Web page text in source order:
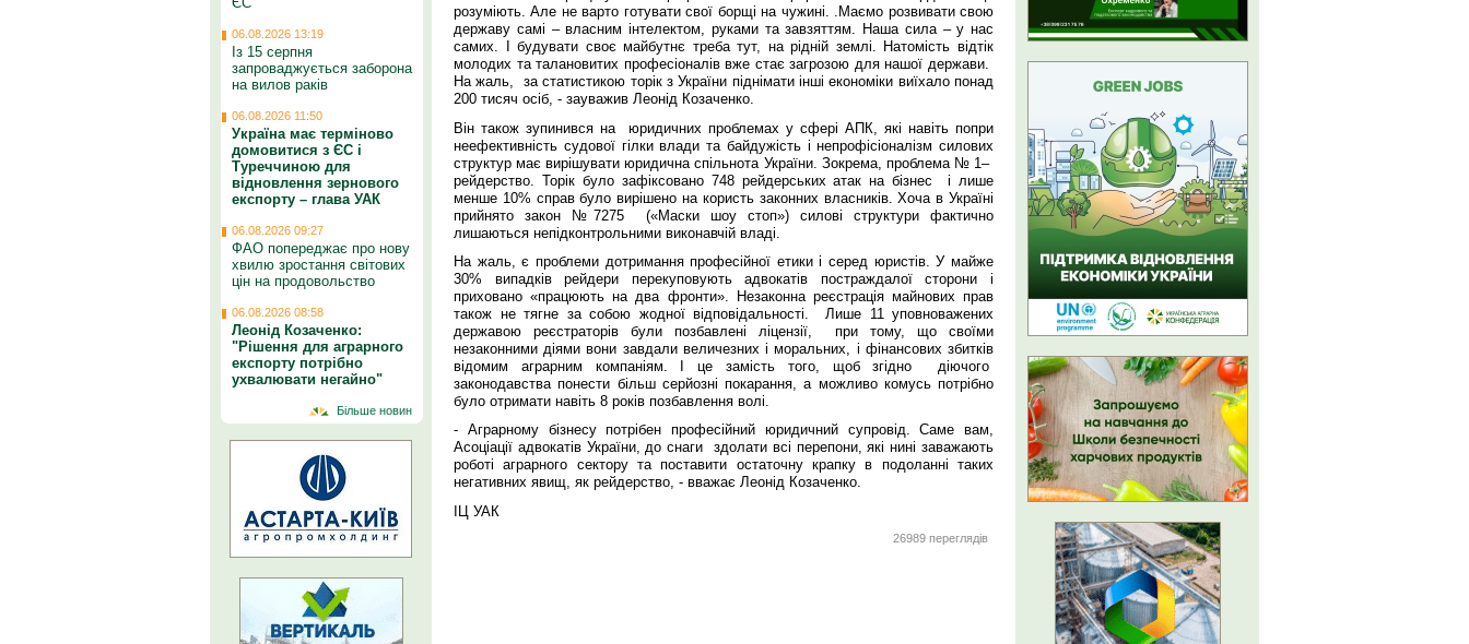
розуміють. Але не варто готувати свої борщі на чужині. .Маємо розвивати свою
державу самі – власним інтелектом, руками та завзяттям. Наша сила – у нас
самих. І будувати своє майбутнє треба тут, на рідній землі. Натомість відтік
молодих та талановитих професіоналів вже стає загрозою для нашої держави.
На жаль, за статистикою торік з України піднімати інші економіки виїхало понад
200 тисяч осіб, - зауважив Леонід Козаченко.
Він також зупинився на юридичних проблемах у сфері АПК, які навіть попри
неефективність судової гілки влади та байдужість і непрофісіоналізм силових
структур має вирішувати юридична спільнота України. Зокрема, проблема № 1–
рейдерство. Торік було зафіксовано 748 рейдерських атак на бізнес і лише
менше 10% справ було вирішено на користь законних власників. Хоча в Україні
прийнято закон №7275 («Маски шоу стоп») силові структури фактично
лишаються непідконтрольними виконавчій владі.
На жаль, є проблеми дотримання професійної етики і серед юристів. У майже
30% випадків рейдери перекуповують адвокатів постраждалої сторони і
приховано «працюють на два фронти». Незаконна реєстрація майнових прав
також не тягне за собою жодної відповідальності. Лише 11 уповноважених
державою реєстраторів були позбавлені ліцензії, при тому, що своїми
незаконними діями вони завдали величезних і моральних, і фінансових збитків
відомим аграрним компаніям. І це замість того, щоб згідно діючого
законодавства понести більш серйозні покарання, а можливо комусь потрібно
було отримати навіть 8 років позбавлення волі.
- Аграрному бізнесу потрібен професійний юридичний супровід. Саме вам,
Асоціації адвокатів України, до снаги здолати всі перепони, які нині заважають
роботі аграрного сектору та поставити остаточну крапку в подоланні таких
негативних явищ, як рейдерство, - вважає Леонід Козаченко.
ІЦ УАК
26989 переглядів
06.08.2026 13:19
Із 15 серпня
запроваджується заборона
на вилов раків
06.08.2026 11:50
Україна має терміново
домовитися з ЄС і
Туреччиною для
відновлення зернового
експорту – глава УАК
06.08.2026 09:27
ФАО попереджає про нову
хвилю зростання світових
цін на продовольство
06.08.2026 08:58
Леонід Козаченко:
"Рішення для аграрного
експорту потрібно
ухвалювати негайно"
Більше новин